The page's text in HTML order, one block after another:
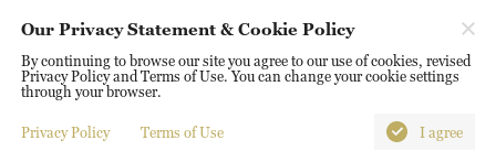
© China Radio International.CRI. All Rights Reserved. 16A
Shijingshan Road, Beijing, China. 100040
Our Privacy Statement & Cookie Policy
By continuing to browse our site you agree to our use of cookies, revised
Privacy Policy and Terms of Use. You can change your cookie settings
through your browser.
Privacy Policy Terms of Use I agree